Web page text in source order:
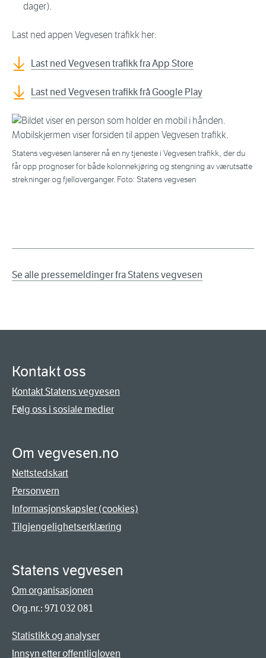
dager).
Last ned appen Vegvesen trafikk her:
Last ned Vegvesen trafikk fra App Store
Last ned Vegvesen trafikk frå Google Play
Statens vegvesen lanserer nå en ny tjeneste i Vegvesen trafikk, der du
får opp prognoser for både kolonnekjøring og stengning av værutsatte
strekninger og fjelloverganger. Foto: Statens vegvesen
Se alle pressemeldinger fra Statens vegvesen
Kontakt oss
Kontakt Statens vegvesen
Følg oss i sosiale medier
Om vegvesen.no
Nettstedskart
Personvern
Informasjonskapsler (cookies)
Tilgjengelighetserklæring
Statens vegvesen
Om organisasjonen
Org.nr.: 971 032 081
Statistikk og analyser
Innsyn etter offentligloven